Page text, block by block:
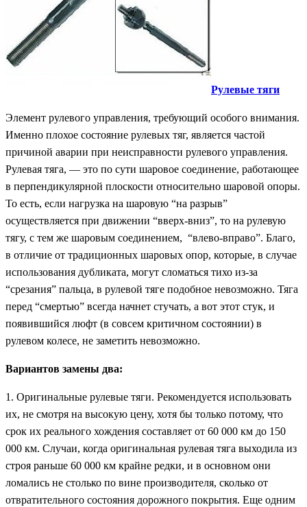
Рулевые тяги
Элемент рулевого управления, требующий особого внимания.
Именно плохое состояние рулевых тяг, является частой
причиной аварии при неисправности рулевого управления.
Рулевая тяга, — это по сути шаровое соединение, работающее
в перпендикулярной плоскости относительно шаровой опоры.
То есть, если нагрузка на шаровую “на разрыв”
осуществляется при движении “вверх-вниз”, то на рулевую
тягу, с тем же шаровым соединением, “влево-вправо”. Благо,
в отличие от традиционных шаровых опор, которые, в случае
использования дубликата, могут сломаться тихо из-за
“срезания” пальца, в рулевой тяге подобное невозможно. Тяга
перед “смертью” всегда начнет стучать, а вот этот стук, и
появившийся люфт (в совсем критичном состоянии) в
рулевом колесе, не заметить невозможно.
Вариантов замены два:
1. Оригинальные рулевые тяги. Рекомендуется использовать
их, не смотря на высокую цену, хотя бы только потому, что
срок их реального хождения составляет от 60 000 км до 150
000 км. Случаи, когда оригинальная рулевая тяга выходила из
строя раньше 60 000 км крайне редки, и в основном они
ломались не столько по вине производителя, сколько от
отвратительного состояния дорожного покрытия. Еще одним